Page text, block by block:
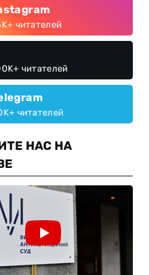
читателей
читателей
читателей
НАС НА